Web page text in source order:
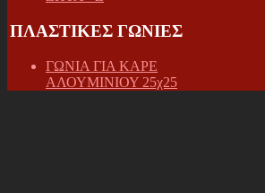
ΠΛΑΣΤΙΚΕΣ ΓΩΝΙΕΣ
ΓΩΝΙΑ ΓΙΑ ΚΑΡΕ
ΑΛΟΥΜΙΝΙΟΥ 25χ25